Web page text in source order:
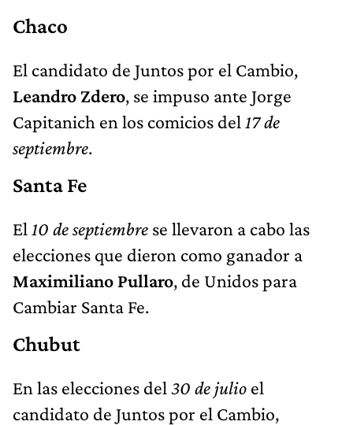
Chaco
El candidato de Juntos por el Cambio,
Leandro Zdero, se impuso ante Jorge
Capitanich en los comicios del 17 de
septiembre.
Santa Fe
El 10 de septiembre se llevaron a cabo las
elecciones que dieron como ganador a
Maximiliano Pullaro, de Unidos para
Cambiar Santa Fe.
Chubut
En las elecciones del 30 de julio el
candidato de Juntos por el Cambio,